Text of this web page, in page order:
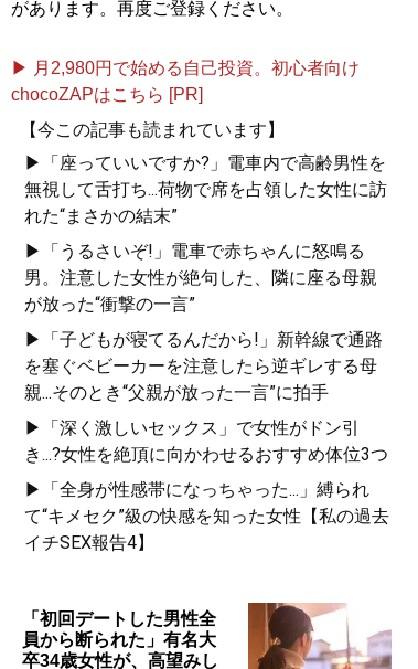
があります。再度ご登録ください。
▶ 月2,980円で始める自己投資。初心者向け
chocoZAPはこちら [PR]
【今この記事も読まれています】
▶「座っていいですか?」電車内で高齢男性を
無視して舌打ち...荷物で席を占領した女性に訪
れた“まさかの結末”
▶「うるさいぞ!」電車で赤ちゃんに怒鳴る
男。注意した女性が絶句した、隣に座る母親
が放った“衝撃の一言”
▶「子どもが寝てるんだから!」新幹線で通路
を塞ぐベビーカーを注意したら逆ギレする母
親...そのとき“父親が放った一言”に拍手
▶「深く激しいセックス」で女性がドン引
き...?女性を絶頂に向かわせるおすすめ体位3つ
▶「全身が性感帯になっちゃった...」縛られ
て“キメセク”級の快感を知った女性【私の過去
イチSEX報告4】
「初回デートした男性全
員から断られた」有名大
卒34歳女性が、高望みし